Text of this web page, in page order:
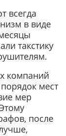
всегда
в виде
такстику
компаний
мест
мер
после